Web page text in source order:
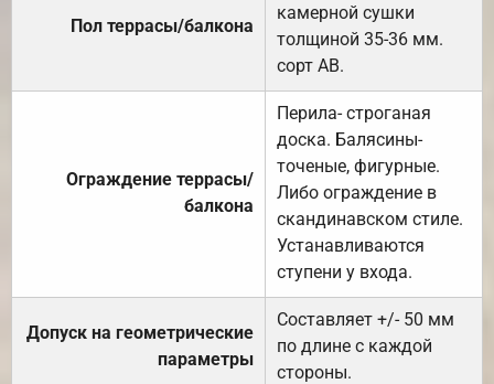
Пол террасы/балкона
камерной сушки
толщиной 35-36 мм.
сорт АВ.
Ограждение террасы/
балкона
Перила- строганая
доска. Балясины-
точеные, фигурные.
Либо ограждение в
скандинавском стиле.
Устанавливаются
ступени у входа.
Допуск на геометрические
параметры
Составляет +/- 50 мм
по длине с каждой
стороны.